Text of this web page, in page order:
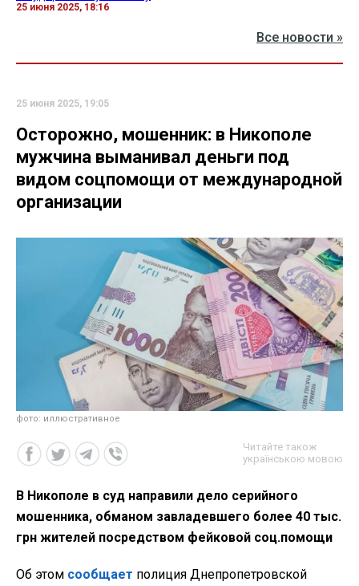
25 июня 2025, 18:16
Все новости »
25 июня 2025, 19:05
Осторожно, мошенник: в Никополе
мужчина выманивал деньги под
видом соцпомощи от международной
организации
фото: иллюстративное
Читайте також
українською мовою
В Никополе в суд направили дело серийного
мошенника, обманом завладевшего более 40 тыс.
грн жителей посредством фейковой соц.помощи
Об этом сообщает полиция Днепропетровской